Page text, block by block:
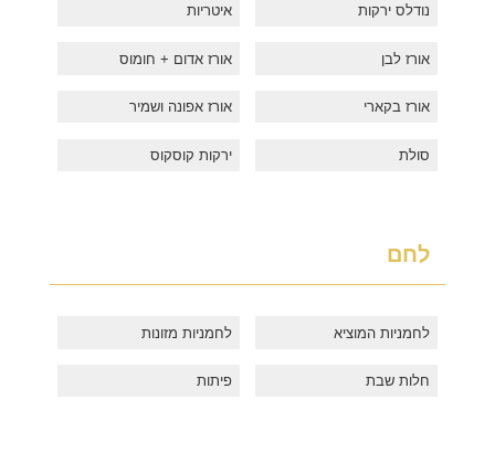
נודלס ירקות איטריות
אורז לבן אורז אדום + חומוס
אורז בקארי אורז אפונה ושמיר
סולת ירקות קוסקוס
לחם
לחמניות המוציא לחמניות מזונות
חלות שבת פיתות